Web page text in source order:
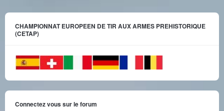
CHAMPIONNAT EUROPEEN DE TIR AUX ARMES PREHISTORIQUE
(CETAP)
Connectez vous sur le forum